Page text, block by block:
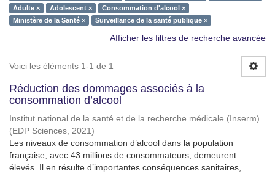
Adulte ×
Adolescent ×
Consommation d'alcool ×
Ministère de la Santé ×
Surveillance de la santé publique ×
Afficher les filtres de recherche avancée
Voici les éléments 1-1 de 1
Réduction des dommages associés à la
consommation d’alcool
Institut national de la santé et de la recherche médicale (Inserm)
(EDP Sciences, 2021)
Les niveaux de consommation d’alcool dans la population
française, avec 43 millions de consommateurs, demeurent
élevés. Il en résulte d’importantes conséquences sanitaires,